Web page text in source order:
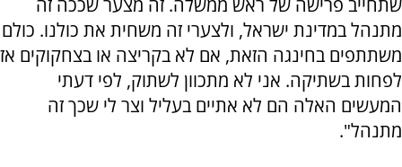
שתחייב פרישה של ראש ממשלה. זה מצער שככה זה
מתנהל במדינת ישראל, ולצערי זה משחית את כולנו. כולם
משתתפים בחינגה הזאת, אם לא בקריצה או בצחקוקים אז
לפחות בשתיקה. אני לא מתכוון לשתוק, לפי דעתי
המעשים האלה הם לא אתיים בעליל וצר לי שכך זה
מתנהל".